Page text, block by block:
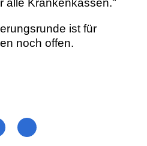
ist für
noch offen.